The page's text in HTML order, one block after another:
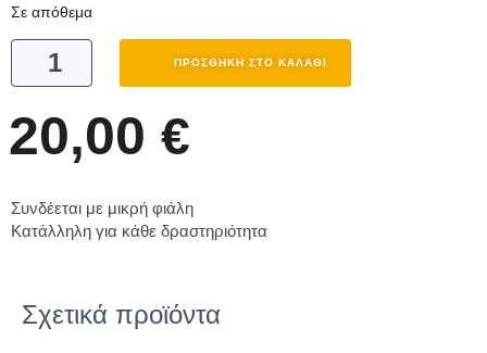
Σε απόθεμα
ΠΡΟΣΘΉΚΗ ΣΤΟ ΚΑΛΆΘΙ
20,00 €
Συνδέεται με μικρή φιάλη
Κατάλληλη για κάθε δραστηριότητα
Σχετικά προϊόντα